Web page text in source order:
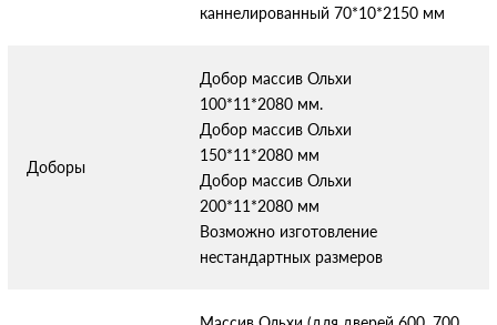
каннелированный 70*10*2150 мм
Доборы
Добор массив Ольхи
100*11*2080 мм.
Добор массив Ольхи
150*11*2080 мм
Добор массив Ольхи
200*11*2080 мм
Возможно изготовление
нестандартных размеров